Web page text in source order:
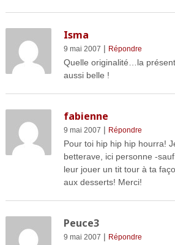
Isma
9 mai 2007 | Répondre
Quelle originalité…la
aussi belle !
fabienne
9 mai 2007 | Répondre
Pour toi hip hip hip hourra!
betterave, ici personne -
leur jouer un tit tour à ta
aux desserts! Merci!
Peuce3
9 mai 2007 | Répondre